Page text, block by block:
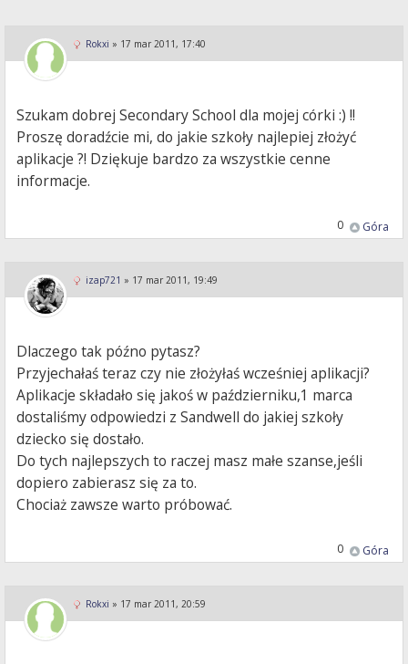
Rokxi » 17 mar 2011, 17:40
Szukam dobrej Secondary School dla mojej córki :) !!
Proszę doradźcie mi, do jakie szkoły najlepiej złożyć
aplikacje ?! Dziękuje bardzo za wszystkie cenne
informacje.
Góra
0
izap721 » 17 mar 2011, 19:49
Dlaczego tak późno pytasz?
Przyjechałaś teraz czy nie złożyłaś wcześniej aplikacji?
Aplikacje składało się jakoś w październiku,1 marca
dostaliśmy odpowiedzi z Sandwell do jakiej szkoły
dziecko się dostało.
Do tych najlepszych to raczej masz małe szanse,jeśli
dopiero zabierasz się za to.
Chociaż zawsze warto próbować.
Góra
0
Rokxi » 17 mar 2011, 20:59